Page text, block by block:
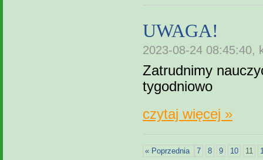
UWAGA!
2023-08-24 08:45:40,
Zatrudnimy
tygodniowo
czytaj więcej »
« Poprzednia 7 8 9 10 11